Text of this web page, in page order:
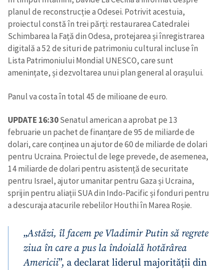
planul de reconstrucție a Odesei. Potrivit acestuia,
proiectul constă în trei părți: restaurarea Catedralei
Schimbarea la Față din Odesa, protejarea și înregistrarea
digitală a 52 de situri de patrimoniu cultural incluse în
Lista Patrimoniului Mondial UNESCO, care sunt
amenințate, și dezvoltarea unui plan general al orașului.
Panul va costa în total 45 de milioane de euro.
UPDATE 16:30Senatul american a aprobat pe 13
februarie un pachet de finanțare de 95 de miliarde de
dolari, care conținea un ajutor de 60 de miliarde de dolari
pentru Ucraina. Proiectul de lege prevede, de asemenea,
14 miliarde de dolari pentru asistență de securitate
pentru Israel, ajutor umanitar pentru Gaza și Ucraina,
sprijin pentru aliații SUA din Indo-Pacific și fonduri pentru
a descuraja atacurile rebelilor Houthi în Marea Roșie.
„Astăzi, îl facem pe Vladimir Putin să regrete
ziua în care a pus la îndoială hotărârea
Americii”, a declarat liderul majorității din